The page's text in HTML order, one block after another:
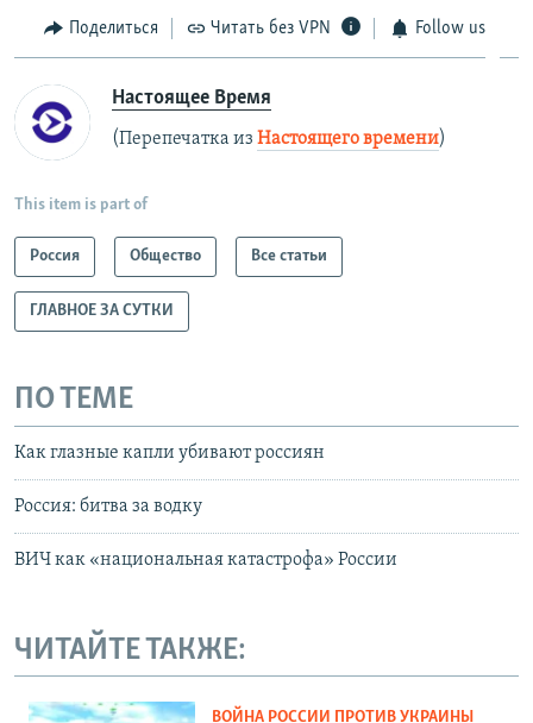
Поделиться Читать без VPN Follow us
Настоящее Время
(Перепечатка из Настоящего времени)
This item is part of
Россия Общество Все статьи
ГЛАВНОЕ ЗА СУТКИ
ПО ТЕМЕ
Как глазные капли убивают россиян
Россия: битва за водку
ВИЧ как «национальная катастрофа» России
ЧИТАЙТЕ ТАКЖЕ:
ВОЙНА РОССИИ ПРОТИВ УКРАИНЫ